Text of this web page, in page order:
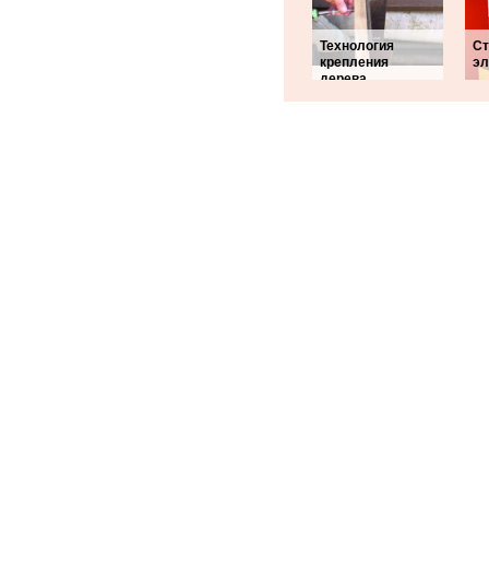
Технология
крепления
дерева